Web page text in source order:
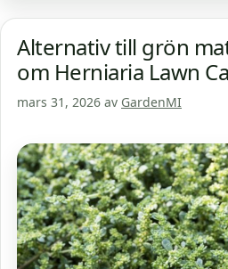
Alternativ till grön
om Herniaria Lawn
mars 31, 2026 av GardenMI